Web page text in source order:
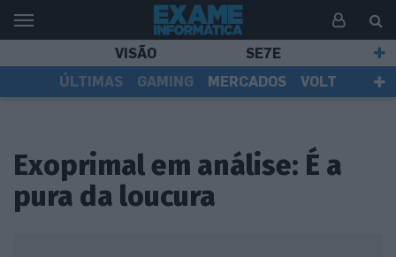
VISÃO
SE7E
ÚLTIMAS
GAMING MERCADOS
VOLT
Exoprimal em análise: É a
pura da loucura